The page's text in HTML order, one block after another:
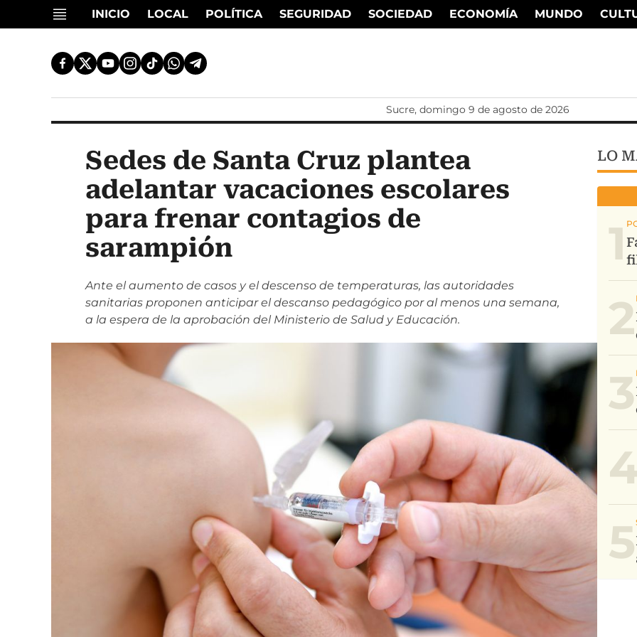
INICIO LOCAL POLÍTICA SEGURIDAD SOCIEDAD ECONOMÍA MUNDO
Sucre, domingo 9 de agosto de 2026
Sedes de Santa Cruz plantea
adelantar vacaciones escolares
para frenar contagios de
sarampión
Ante el aumento de casos y el descenso de temperaturas, las autoridades
sanitarias proponen anticipar el descanso pedagógico por al menos una semana,
a la espera de la aprobación del Ministerio de Salud y Educación.
LO
1
2
3
5